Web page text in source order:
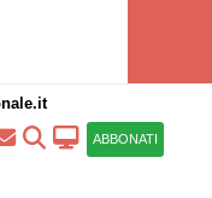
ABBONATI